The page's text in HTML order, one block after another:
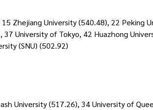
Zhejiang University (540.48), 22 Peking
University of Tokyo, 42 Huazhong
(SNU) (502.92)
University (517.26), 34 University of